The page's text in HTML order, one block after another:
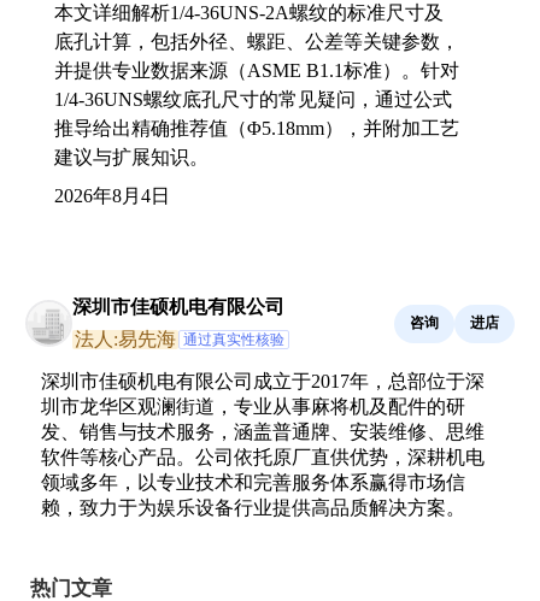
本文详细解析1/4-36UNS-2A螺纹的标准尺寸及
底孔计算，包括外径、螺距、公差等关键参数，
并提供专业数据来源（ASME B1.1标准）。针对
1/4-36UNS螺纹底孔尺寸的常见疑问，通过公式
推导给出精确推荐值（Φ5.18mm），并附加工艺
建议与扩展知识。
2026年8月4日
深圳市佳硕机电有限公司
法人:易先海 通过真实性核验
咨询 进店
深圳市佳硕机电有限公司成立于2017年，总部位于深
圳市龙华区观澜街道，专业从事麻将机及配件的研
发、销售与技术服务，涵盖普通牌、安装维修、思维
软件等核心产品。公司依托原厂直供优势，深耕机电
领域多年，以专业技术和完善服务体系赢得市场信
赖，致力于为娱乐设备行业提供高品质解决方案。
热门文章